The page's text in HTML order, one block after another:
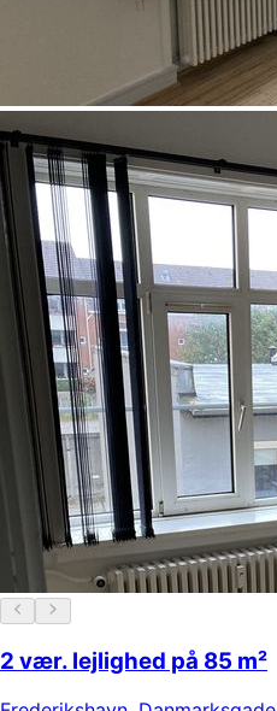
2 vær. lejlighed på 85 m²